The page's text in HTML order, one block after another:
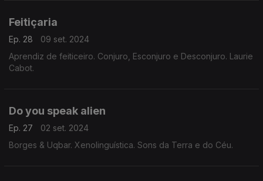
Feitiçaria
Ep. 28
09 set. 2024
Aprendiz de feiticeiro. Conjuro, Esconjuro e Desconjuro. Laurie
Cabot.
Do you speak alien
Ep. 27
02 set. 2024
Borges & Uqbar. Xenolinguística. Sons da Terra e do Céu.